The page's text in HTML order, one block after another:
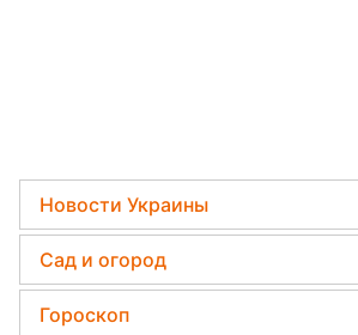
Новости Украины
Телеграм новости Украины
Пенсии в Украине
Мобилизация
Сад и огород
Садовод назвал самое
Гороскоп